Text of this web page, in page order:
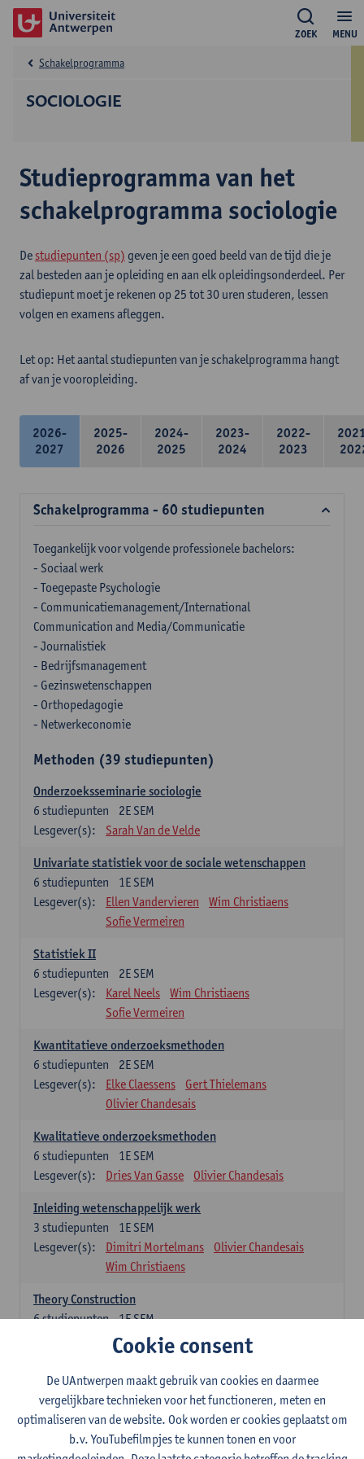
MENU
ZOEK
SOCIOLOGIE
Schakelprogramma
Studieprogramma van het
schakelprogramma sociologie
De studiepunten (sp) geven je een goed beeld van de tijd die je
zal besteden aan je opleiding en aan elk opleidingsonderdeel. Per
studiepunt moet je rekenen op 25 tot 30 uren studeren, lessen
volgen en examens afleggen.
Let op: Het aantal studiepunten van je schakelprogramma hangt
af van je vooropleiding.
2026-
2027
2025-
2026
2024-
2025
2023-
2024
2022-
2023
Schakelprogramma - 60 studiepunten
Toegankelijk voor volgende professionele bachelors:
- Sociaal werk
- Toegepaste Psychologie
- Communicatiemanagement/International
Communication and Media/Communicatie
- Journalistiek
- Bedrijfsmanagement
- Gezinswetenschappen
- Orthopedagogie
- Netwerkeconomie
Methoden (39 studiepunten)
Onderzoeksseminarie sociologie
2E SEM
6 studiepunten
Lesgever(s):
Sarah Van de Velde
Univariate statistiek voor de sociale wetenschappen
1E SEM
6 studiepunten
Lesgever(s):
Ellen Vandervieren
Wim Christiaens
Sofie Vermeiren
Statistiek II
2E SEM
6 studiepunten
Lesgever(s):
Karel Neels
Wim Christiaens
Sofie Vermeiren
Kwantitatieve onderzoeksmethoden
2E SEM
6 studiepunten
Lesgever(s):
Elke Claessens
Gert Thielemans
Olivier Chandesais
Kwalitatieve onderzoeksmethoden
1E SEM
6 studiepunten
Lesgever(s):
Dries Van Gasse Olivier Chandesais
Inleiding wetenschappelijk werk
1E SEM
3 studiepunten
Lesgever(s):
Dimitri Mortelmans
Olivier Chandesais
Wim Christiaens
Theory Construction
1E SEM
6studiepunten
Reda Mahajar
Algemeen vormende opleidingsonderdelen (15
studiepunten)
Sociale ongelijkheid: klasse, gender, etniciteit
1E SEM
3
studiepunten
Cookie consent
De UAntwerpen maakt gebruik van cookies en daarmee
vergelijkbare technieken voor het functioneren, meten en
optimaliseren van de website. Ook worden er cookies geplaatst om
b.v. YouTubefilmpjes te kunnen tonen en voor